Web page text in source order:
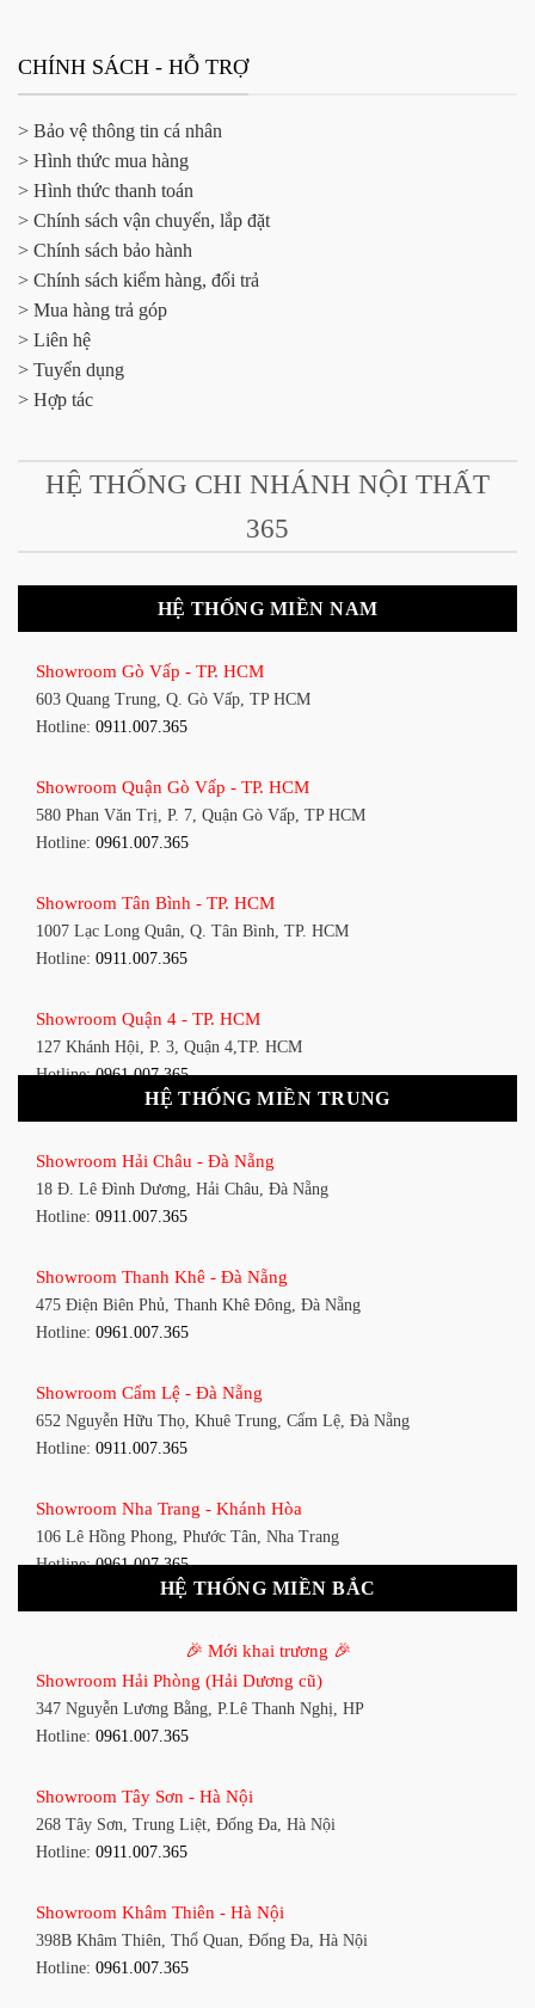
CHÍNH SÁCH - HỖ TRỢ
> Bảo vệ thông tin cá nhân
> Hình thức mua hàng
> Hình thức thanh toán
> Chính sách vận chuyển, lắp đặt
> Chính sách bảo hành
> Chính sách kiểm hàng, đổi trả
> Mua hàng trả góp
> Liên hệ
> Tuyển dụng
> Hợp tác
HỆ THỐNG CHI NHÁNH NỘI THẤT
365
HỆ THỐNG MIỀN NAM
Showroom Gò Vấp - TP. HCM
603 Quang Trung, Q. Gò Vấp, TP HCM
Hotline: 0911.007.365
Showroom Quận Gò Vấp - TP. HCM
580 Phan Văn Trị, P. 7, Quận Gò Vấp, TP HCM
Hotline: 0961.007.365
Showroom Tân Bình - TP. HCM
1007 Lạc Long Quân, Q. Tân Bình, TP. HCM
Hotline: 0911.007.365
Showroom Quận 4 - TP. HCM
127 Khánh Hội, P. 3, Quận 4,TP. HCM
Hotline:0961.007.365
1411 Đường 3/2, P. 16, Quận 11, TP. HCM
Hotline:0911.007.365
1448 Huỳnh Tấn Phát, Phú Thuận, Quận 7, TP HCM
Hotline:0961.007.365
348 Đ. Bạch Đằng, P. 14, Bình Thạnh, TP HCM
Hotline:0911.007.365
591 Hoàng Văn Thụ, P. 4, Tân Bình, TP HCM
Hotline:0961.007.365
Showroom Tân Bình 2 - TP. HCM
Showroom Thuận An - Bình Dương
66 đường DT743, An Phú, Thuận An, Bình Dương
Showroom Biên Hòa - Đồng Nai
452 Nguyễn Ái Quốc, Tân Tiến, TP. Biên Hòa, Đồng Nai
Showroom Bình Phước
QL13, KP. Ninh Thịnh, Lộc Ninh
HỆ THỐNG MIỀN TRUNG
Showroom Hải Châu - Đà Nẵng
18 Đ. Lê Đình Dương, Hải Châu, Đà Nẵng
Hotline: 0911.007.365
Showroom Thanh Khê - Đà Nẵng
475 Điện Biên Phủ, Thanh Khê Đông, Đà Nẵng
Hotline: 0961.007.365
Showroom Cẩm Lệ - Đà Nẵng
652 Nguyễn Hữu Thọ, Khuê Trung, Cẩm Lệ, Đà Nẵng
Hotline: 0911.007.365
Showroom Nha Trang - Khánh Hòa
106 Lê Hồng Phong, Phước Tân, Nha Trang
Hotline:0961.007.365
27-29 Nguyễn Sỹ Sách, Hưng Bình, TP Vinh, Nghệ An
Hotline:0911.007.365
Showroom Buôn Ma Thuột
Hotline:0961.007.365
Showroom Thanh Hóa
Hotline:0911.007.365
Showroom Hà Tĩnh
HỆ THỐNG MIỀN BẮC
🎉 Mới khai trương 🎉
Showroom Hải Phòng (Hải Dương cũ)
347 Nguyễn Lương Bằng, P.Lê Thanh Nghị, HP
Hotline: 0961.007.365
Showroom Tây Sơn - Hà Nội
268 Tây Sơn, Trung Liệt, Đống Đa, Hà Nội
Hotline: 0911.007.365
Showroom Khâm Thiên - Hà Nội
398B Khâm Thiên, Thổ Quan, Đống Đa, Hà Nội
Hotline: 0961.007.365